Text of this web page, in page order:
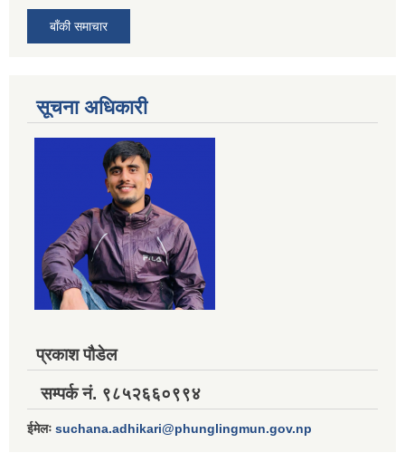
बाँकी समाचार
सूचना अधिकारी
प्रकाश पौडेल
सम्पर्क नं. ९८५२६६०९९४
ईमेलः suchana.adhikari@phunglingmun.gov.np